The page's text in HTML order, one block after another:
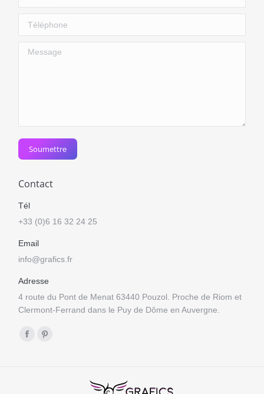
Téléphone
Message
Soumettre
Contact
Tél
+33 (0)6 16 32 24 25
Email
info@grafics.fr
Adresse
4 route du Pont de Menat 63440 Pouzol. Proche de Riom et
Clermont-Ferrand dans le Puy de Dôme en Auvergne.
Trouvez nous sur :
FacebookPinterest